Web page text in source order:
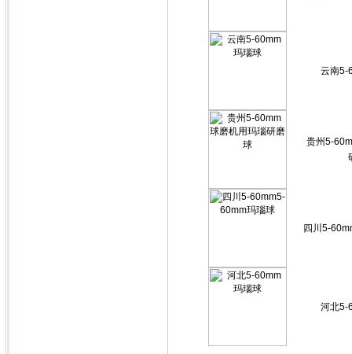
云南5-
贵州5-
四川5-
河北5-